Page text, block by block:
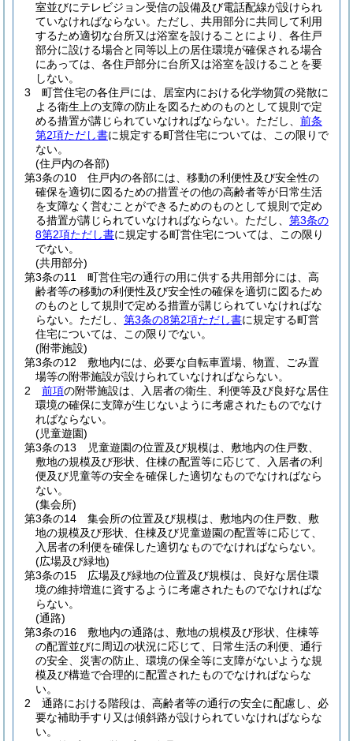
室並びにテレビジョン受信の設備及び電話配線が設けられ
ていなければならない。 ただし、共用部分に共同して利用
するため適切な台所又は浴室を設けることにより、各住戸
部分に設ける場合と同等以上の居住環境が確保される場合
にあっては、各住戸部分に台所又は浴室を設けることを要
しない。
3
町営住宅の各住戸には、居室内における化学物質の発散に
よる衛生上の支障の防止を図るためのものとして規則で定
める措置が講じられていなければならない。 ただし、 前条
第2項ただし書に規定する町営住宅については、この限りで
ない。
(住戸内の各部)
第3条の10
住戸内の各部には、移動の利便性及び安全性の
確保を適切に図るための措置その他の高齢者等が日常生活
を支障なく営むことができるためのものとして規則で定め
る措置が講じられていなければならない。 ただし、 第3条の
8第2項ただし書に規定する町営住宅については、この限り
でない。
(共用部分)
第3条の11
町営住宅の通行の用に供する共用部分には、高
齢者等の移動の利便性及び安全性の確保を適切に図るため
のものとして規則で定める措置が講じられていなければな
らない。 ただし、 第3条の8第2項ただし書に規定する町営
住宅については、この限りでない。
(附帯施設)
第3条の12
敷地内には、必要な自転車置場、物置、ごみ置
場等の附帯施設が設けられていなければならない。
2
前項の附帯施設は、入居者の衛生、利便等及び良好な居住
環境の確保に支障が生じないように考慮されたものでなけ
ればならない。
(児童遊園)
第3条の13
児童遊園の位置及び規模は、敷地内の住戸数、
敷地の規模及び形状、住棟の配置等に応じて、入居者の利
便及び児童等の安全を確保した適切なものでなければなら
ない。
(集会所)
第3条の14
集会所の位置及び規模は、敷地内の住戸数、敷
地の規模及び形状、住棟及び児童遊園の配置等に応じて、
入居者の利便を確保した適切なものでなければならない。
(広場及び緑地)
第3条の15
広場及び緑地の位置及び規模は、良好な居住環
境の維持増進に資するように考慮されたものでなければな
らない。
(通路)
第3条の16
敷地内の通路は、敷地の規模及び形状、住棟等
の配置並びに周辺の状況に応じて、日常生活の利便、通行
の安全、災害の防止、環境の保全等に支障がないような規
模及び構造で合理的に配置されたものでなければならな
い。
2
通路における階段は、高齢者等の通行の安全に配慮し、必
要な補助手すり又は傾斜路が設けられていなければならな
い。